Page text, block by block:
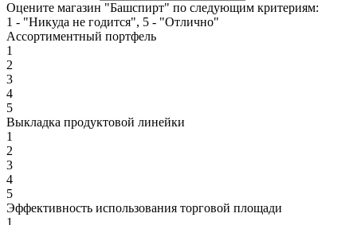
Оцените магазин "Башспирт" по следующим критериям:
1 - "Никуда не годится", 5 - "Отлично"
Ассортиментный портфель
1
2
3
4
5
Выкладка продуктовой линейки
1
2
3
4
5
Эффективность использования торговой площади